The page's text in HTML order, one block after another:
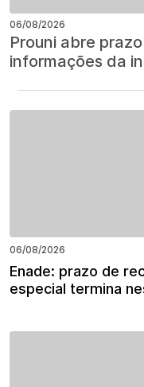
06/08/2026
Prouni abre
informações da
06/08/2026
Enade: prazo de
especial termina